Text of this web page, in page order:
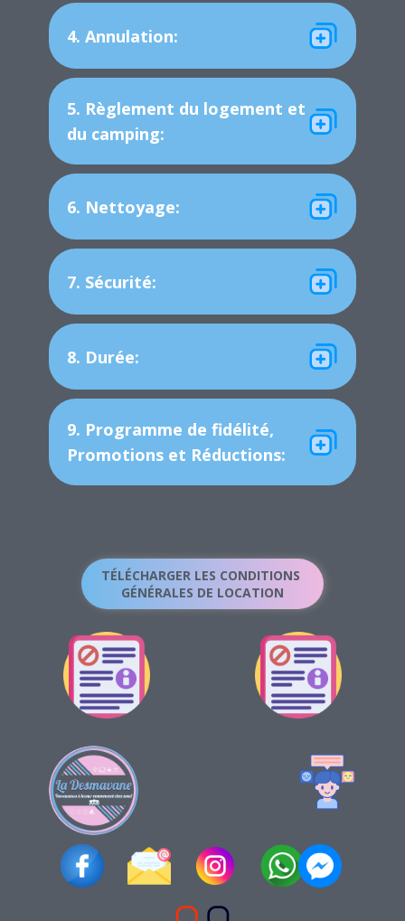
4. Annulation:
5. Règlement du logement et
du camping:
6. Nettoyage:
7. Sécurité:
8. Durée:
9. Programme de fidélité,
Promotions et Réductions:
TÉLÉCHARGER LES CONDITIONS
GÉNÉRALES DE LOCATION